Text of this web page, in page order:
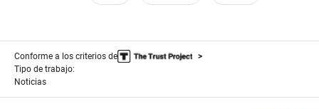
Conforme a los criterios de
Tipo de trabajo:
Noticias